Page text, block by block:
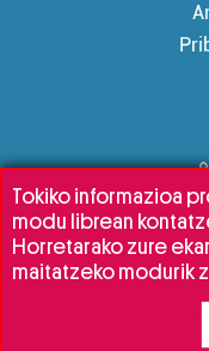
Tokiko informazioa
modu librean
Horretarako zure
maitatzeko modurik